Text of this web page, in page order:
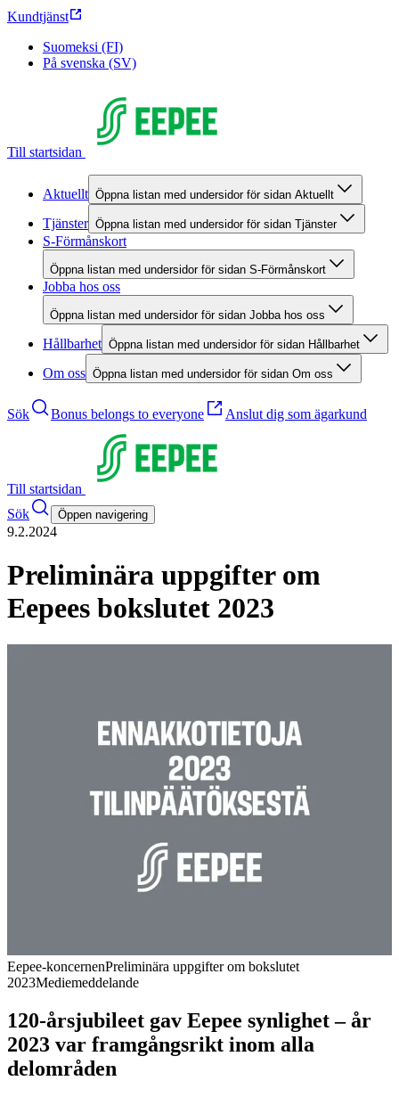
Kundtjänst
Suomeksi (FI)
På svenska (SV)
Till startsidan
Aktuellt Öppna listan med undersidor för sidan Aktuellt
Tjänster Öppna listan med undersidor för sidan Tjänster
S-Förmånskort
Öppna listan med undersidor för sidan S-Förmånskort
Jobba hos oss
Öppna listan med undersidor för sidan Jobba hos oss
Hållbarhet Öppna listan med undersidor för sidan Hållbarhet
Om oss Öppna listan med undersidor för sidan Om oss
Sök Bonus belongs to everyone Anslut dig som ägarkund
Till startsidan
Sök
Öppen navigering
9.2.2024
Preliminära uppgifter om
Eepees bokslutet 2023
Eepee-koncernenPreliminära uppgifter om bokslutet
2023Mediemeddelande
120-årsjubileet gav Eepee synlighet – år
2023 var framgångsrikt inom alla
delområden